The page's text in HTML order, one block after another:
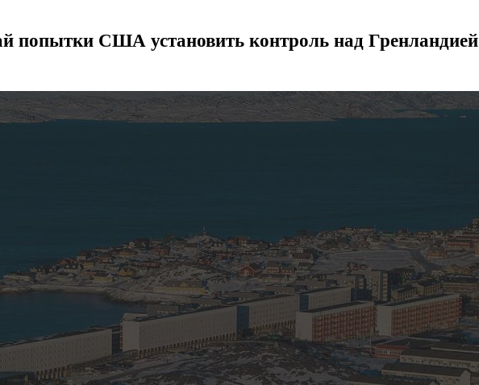
попытки США установить контроль над Гренландией